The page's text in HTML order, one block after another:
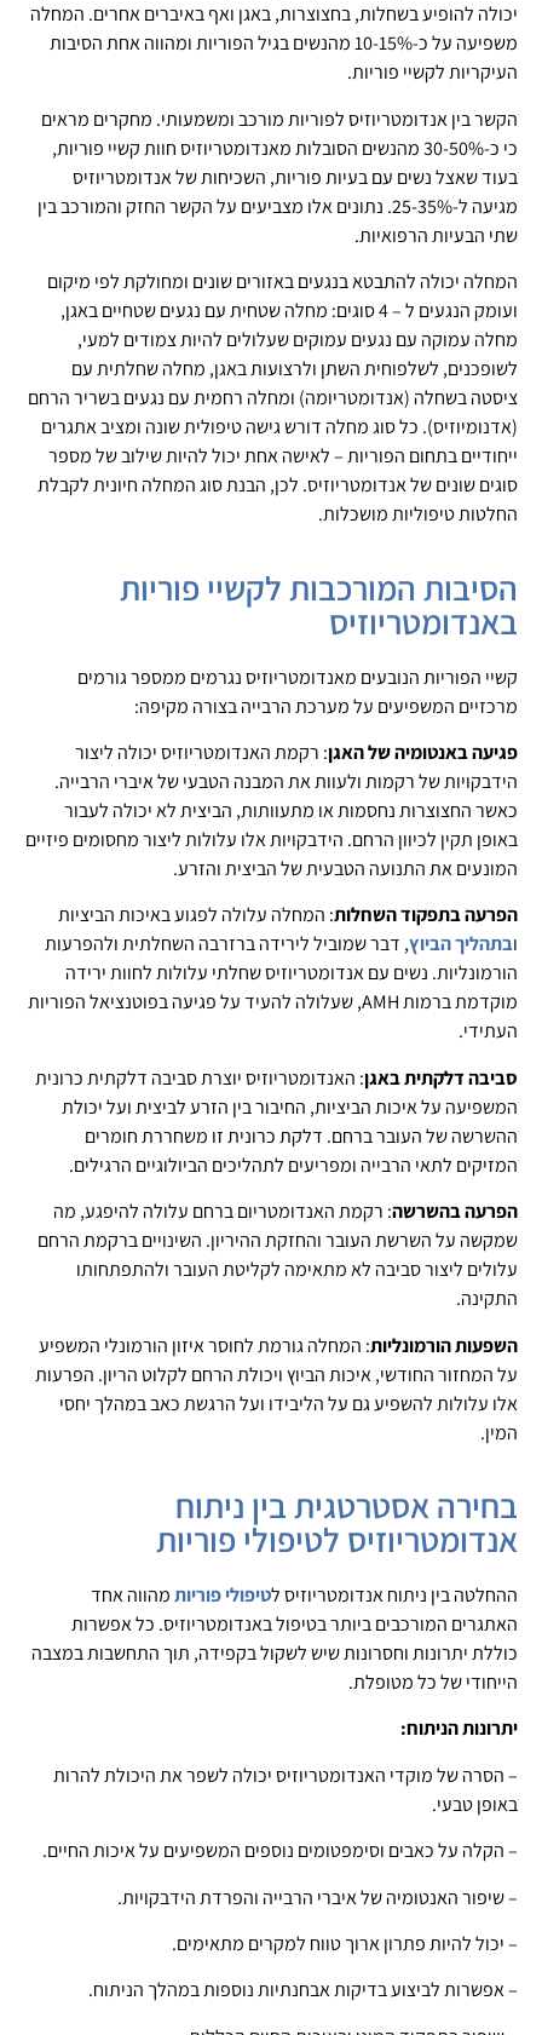
יכולה להופיע בשחלות, בחצוצרות, באגן ואף באיברים אחרים. המחלה
משפיעה על כ-10-15% מהנשים בגיל הפוריות ומהווה אחת הסיבות
העיקריות לקשיי פוריות.
הקשר בין אנדומטריוזיס לפוריות מורכב ומשמעותי. מחקרים מראים
כי כ-30-50% מהנשים הסובלות מאנדומטריוזיס חוות קשיי פוריות,
בעוד שאצל נשים עם בעיות פוריות, השכיחות של אנדומטריוזיס
מגיעה ל-25-35%. נתונים אלו מצביעים על הקשר החזק והמורכב בין
שתי הבעיות הרפואיות.
המחלה יכולה להתבטא בנגעים באזורים שונים ומחולקת לפי מיקום
ועומק הנגעים ל – 4 סוגים: מחלה שטחית עם נגעים שטחיים באגן,
מחלה עמוקה עם נגעים עמוקים שעלולים להיות צמודים למעי,
לשופכנים, לשלפוחית השתן ולרצועות באגן, מחלה שחלתית עם
ציסטה בשחלה (אנדומטריומה) ומחלה רחמית עם נגעים בשריר הרחם
(אדנומיוזיס). כל סוג מחלה דורש גישה טיפולית שונה ומציב אתגרים
ייחודיים בתחום הפוריות – לאישה אחת יכול להיות שילוב של מספר
סוגים שונים של אנדומטריוזיס. לכן, הבנת סוג המחלה חיונית לקבלת
החלטות טיפוליות מושכלות.
הסיבות המורכבות לקשיי פוריות
באנדומטריוזיס
קשיי הפוריות הנובעים מאנדומטריוזיס נגרמים ממספר גורמים
מרכזיים המשפיעים על מערכת הרבייה בצורה מקיפה:
פגיעה באנטומיה של האגן: רקמת האנדומטריוזיס יכולה ליצור
הידבקויות של רקמות ולעוות את המבנה הטבעי של איברי הרבייה.
כאשר החצוצרות נחסמות או מתעוותות, הביצית לא יכולה לעבור
באופן תקין לכיוון הרחם. הידבקויות אלו עלולות ליצור מחסומים פיזיים
המונעים את התנועה הטבעית של הביצית והזרע.
הפרעה בתפקוד השחלות: המחלה עלולה לפגוע באיכות הביציות
ובתהליך הביוץ, דבר שמוביל לירידה ברזרבה השחלתית ולהפרעות
הורמונליות. נשים עם אנדומטריוזיס שחלתי עלולות לחוות ירידה
מוקדמת ברמות AMH, שעלולה להעיד על פגיעה בפוטנציאל הפוריות
העתידי.
סביבה דלקתית באגן: האנדומטריוזיס יוצרת סביבה דלקתית כרונית
המשפיעה על איכות הביציות, החיבור בין הזרע לביצית ועל יכולת
ההשרשה של העובר ברחם. דלקת כרונית זו משחררת חומרים
המזיקים לתאי הרבייה ומפריעים לתהליכים הביולוגיים הרגילים.
הפרעה בהשרשה: רקמת האנדומטריום ברחם עלולה להיפגע, מה
שמקשה על השרשת העובר והחזקת ההיריון. השינויים ברקמת הרחם
עלולים ליצור סביבה לא מתאימה לקליטת העובר ולהתפתחותו
התקינה.
השפעות הורמונליות: המחלה גורמת לחוסר איזון הורמונלי המשפיע
על המחזור החודשי, איכות הביוץ ויכולת הרחם לקלוט הריון. הפרעות
אלו עלולות להשפיע גם על הליבידו ועל הרגשת כאב במהלך יחסי
המין.
בחירה אסטרטגית בין ניתוח
אנדומטריוזיס לטיפולי פוריות
ההחלטה בין ניתוח אנדומטריוזיס לטיפולי פוריותמהווה אחד
האתגרים המורכבים ביותר בטיפול באנדומטריוזיס. כל אפשרות
כוללת יתרונות וחסרונות שיש לשקול בקפידה, תוך התחשבות במצבה
הייחודי של כל מטופלת.
יתרונות הניתוח:
– הסרה של מוקדי האנדומטריוזיס יכולה לשפר את היכולת להרות
באופן טבעי.
– הקלה על כאבים וסימפטומים נוספים המשפיעים על איכות החיים.
– שיפור האנטומיה של איברי הרבייה והפרדת הידבקויות.
– יכול להיות פתרון ארוך טווח למקרים מתאימים.
– אפשרות לביצוע בדיקות אבחנתיות נוספות במהלך הניתוח.